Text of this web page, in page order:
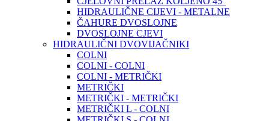
HIDRAULIČNE CIJEVI - METALNE
ČAHURE DVOSLOJNE
DVOSLOJNE CJEVI
HIDRAULIČNI DVOVIJAČNIKI
COLNI
COLNI - COLNI
COLNI - METRIČKI
METRIČKI
METRIČKI - METRIČKI
METRIČKI L - COLNI